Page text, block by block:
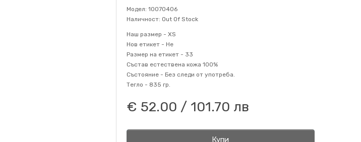
Модел: 10070406
Наличност: Out Of Stock
Наш размер - XS
Нов етикет - Не
Размер на етикет - 33
Състав естествена кожа 100%
Състояние - Без следи от употреба.
Тегло - 835 гр.
€ 52.00 / 101.70 лв
Купи